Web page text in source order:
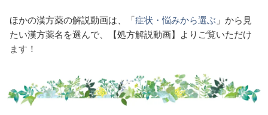
ほかの漢方薬の解説動画は、「症状・悩みから選ぶ 」から見
たい漢方薬名を選んで、【処方解説動画】よりご覧いただけ
ます！